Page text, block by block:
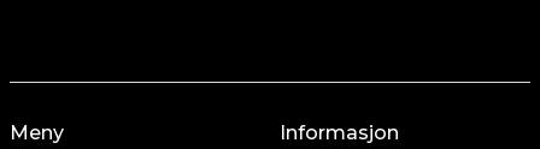
Meny Informasjon